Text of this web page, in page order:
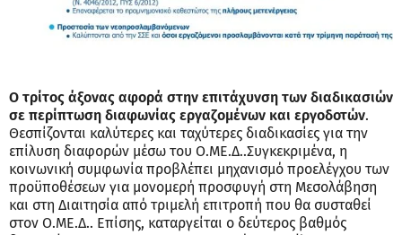
Ο τρίτος άξονας αφορά στην επιτάχυνση των διαδικασιών
σε περίπτωση διαφωνίας εργαζομένων και εργοδοτών.
Θεσπίζονται καλύτερες και ταχύτερες διαδικασίες για την
επίλυση διαφορών μέσω του Ο.ΜΕ.Δ..Συγκεκριμένα, η
κοινωνική συμφωνία προβλέπει μηχανισμό προελέγχου των
προϋποθέσεων για μονομερή προσφυγή στη Μεσολάβηση
και στη Διαιτησία από τριμελή επιτροπή που θα συσταθεί
στον Ο.ΜΕ.Δ.. Επίσης, καταργείται ο δεύτερος βαθμός